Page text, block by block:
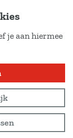
je aan hiermee